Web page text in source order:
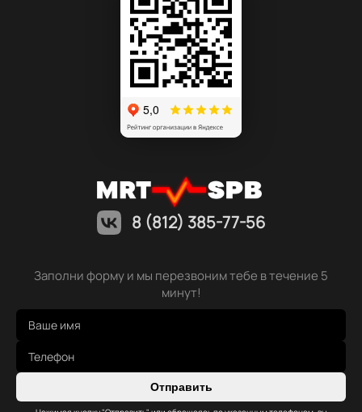
8 (812) 385-77-56
Заполни форму и мы перезвоним тебе в течение 5
минут!
Отправить